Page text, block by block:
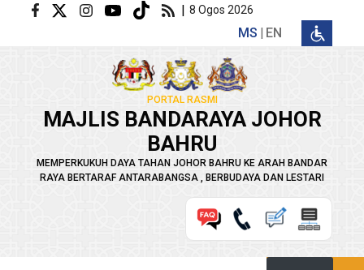
Langkau ke kandungan utama | 8 Ogos 2026
MS EN
PORTAL RASMI
MAJLIS BANDARAYA JOHOR
BAHRU
MEMPERKUKUH DAYA TAHAN JOHOR BAHRU KE ARAH BANDAR
RAYA BERTARAF ANTARABANGSA , BERBUDAYA DAN LESTARI